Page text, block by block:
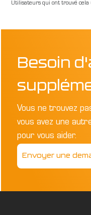
Utilisateurs qui ont trouvé
Besoin
Vous ne trouvez
vous avez une
pour vous aider.
Envoyer une